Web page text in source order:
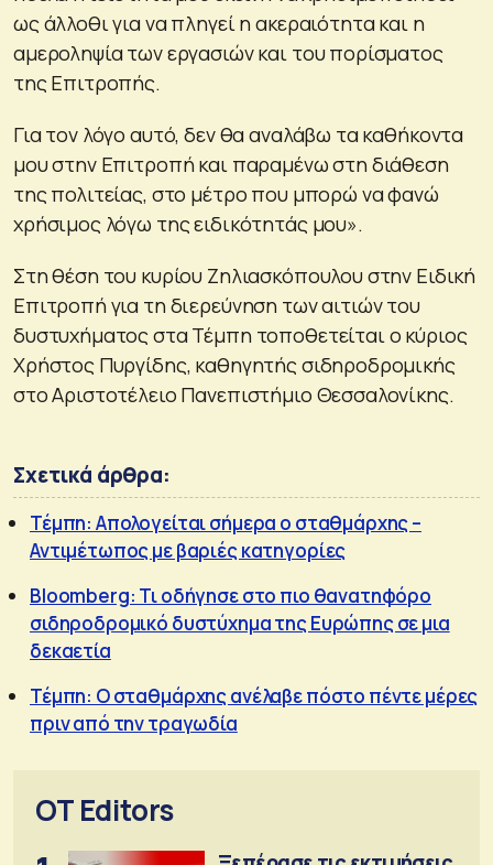
ως άλλοθι για να πληγεί η ακεραιότητα και η
αμεροληψία των εργασιών και του πορίσματος
της Επιτροπής.
Για τον λόγο αυτό, δεν θα αναλάβω τα καθήκοντα
μου στην Επιτροπή και παραμένω στη διάθεση
της πολιτείας, στο μέτρο που μπορώ να φανώ
χρήσιμος λόγω της ειδικότητάς μου».
Στη θέση του κυρίου Ζηλιασκόπουλου στην Ειδική
Επιτροπή για τη διερεύνηση των αιτιών του
δυστυχήματος στα Τέμπη τοποθετείται ο κύριος
Χρήστος Πυργίδης, καθηγητής σιδηροδρομικής
στο Αριστοτέλειο Πανεπιστήμιο Θεσσαλονίκης.
Σχετικά άρθρα:
Τέμπη: Απολογείται σήμερα ο σταθμάρχης –
Αντιμέτωπος με βαριές κατηγορίες
Bloomberg: Τι οδήγησε στο πιο θανατηφόρο
σιδηροδρομικό δυστύχημα της Ευρώπης σε μια
δεκαετία
Τέμπη: Ο σταθμάρχης ανέλαβε πόστο πέντε μέρες
πριν από την τραγωδία
OT Editors